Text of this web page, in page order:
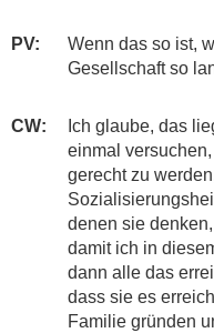
PV:
​Wenn das so ist,
Gesellschaft so
CW:
Ich glaube, das
einmal
gerecht zu
denen sie
damit ich in
dann alle das
dass sie es
Familie gründen